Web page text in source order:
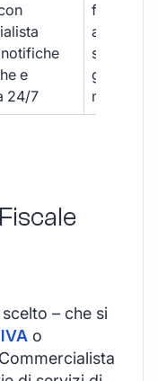
e
24/7
studio e
gestione
manuale
– che si
o